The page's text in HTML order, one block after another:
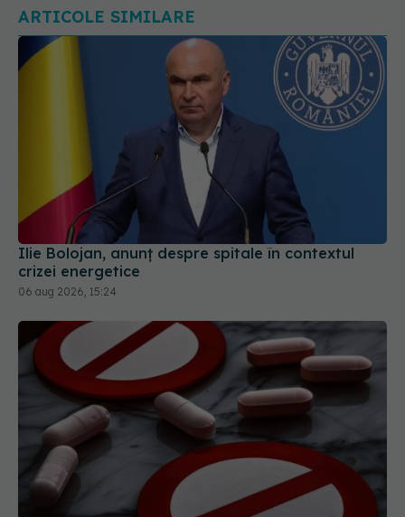
Ilie Bolojan, anunț despre spitale în contextul
crizei energetice
06 aug 2026, 15:24
Colebil și Panzcebil, blocate temporar în farmacii.
ANMDMR explică de ce a luat măsura